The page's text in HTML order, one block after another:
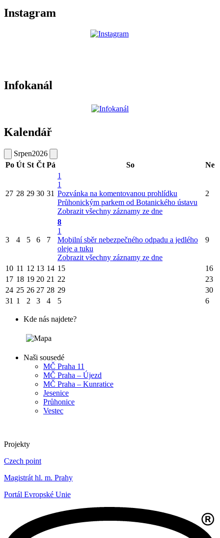
Instagram
Infokanál
Kalendář
Srpen2026
Po Út St Čt Pá So Ne
27 28 29 30 31
1
1
Pozvánka na komentovanou prohlídku
Průhonickým parkem od Botanického ústavu
Zobrazit všechny záznamy ze dne
2
3 4 5 6 7
8
1
Mobilní sběr nebezpečného odpadu a jedlého
oleje a tuku
Zobrazit všechny záznamy ze dne
9
10 11 12 13 14 15
16
17 18 19 20 21 22
23
24 25 26 27 28 29
30
31 1 2 3 4 5 6
Kde nás najdete?
Naši sousedé
MČ Praha 11
MČ Praha – Újezd
MČ Praha – Kunratice
Jesenice
Průhonice
Vestec
Projekty
Czech point
Magistrát hl. m. Prahy
Portál Evropské Unie